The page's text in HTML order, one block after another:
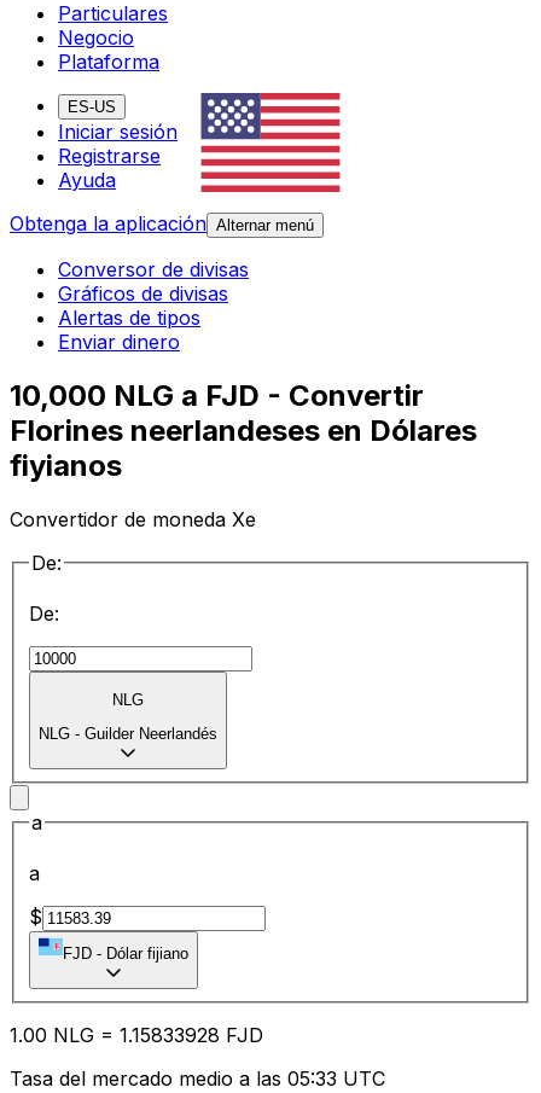
Particulares
Negocio
Plataforma
ES-US
Iniciar sesión
Registrarse
Ayuda
Obtenga la aplicación Alternar menú
Conversor de divisas
Gráficos de divisas
Alertas de tipos
Enviar dinero
10,000 NLG a FJD - Convertir
Florines neerlandeses en Dólares
fiyianos
Convertidor de moneda Xe
De:
De:
NLG
NLG - Guilder Neerlandés
a
a
$
FJD - Dólar fijiano
1.00 NLG = 1.15833928 FJD
Tasa del mercado medio a las 05:33 UTC